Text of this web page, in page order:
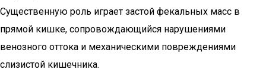
Существенную роль играет застой фекальных масс в
прямой кишке, сопровождающийся нарушениями
венозного оттока и механическими повреждениями
слизистой кишечника.